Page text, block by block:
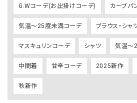
G.Wコーデ(お出掛けコーデ) カーブパ
気温～25度未満コーデ ブラウス・シャ
マスキュリンコーデ シャツ 気温～
中間着 甘辛コーデ 2025新作
秋新作